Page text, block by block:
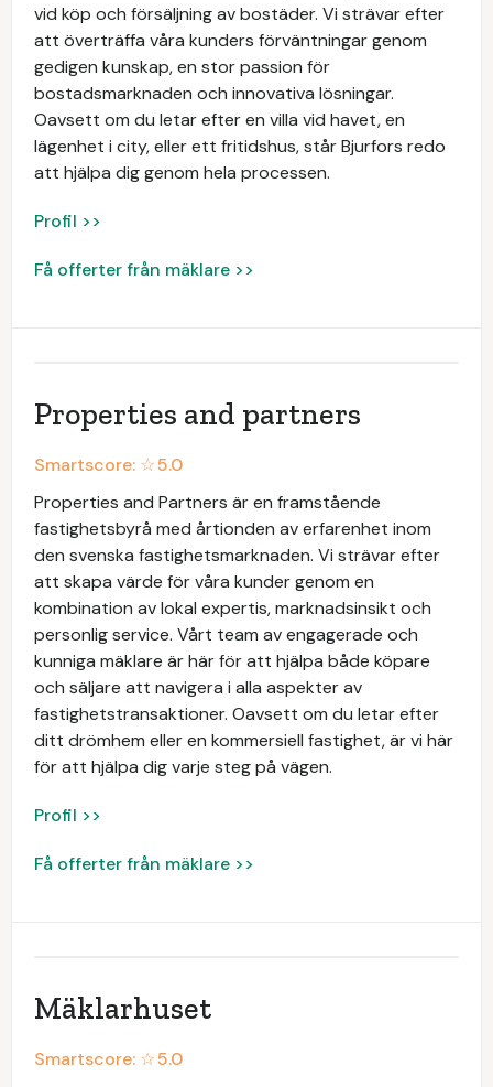
vid köp och försäljning av bostäder. Vi strävar efter
att överträffa våra kunders förväntningar genom
gedigen kunskap, en stor passion för
bostadsmarknaden och innovativa lösningar.
Oavsett om du letar efter en villa vid havet, en
lägenhet i city, eller ett fritidshus, står Bjurfors redo
att hjälpa dig genom hela processen.
Profil >>
Få offerter från mäklare >>
Properties and partners
Smartscore: ☆5.0
Properties and Partners är en framstående
fastighetsbyrå med årtionden av erfarenhet inom
den svenska fastighetsmarknaden. Vi strävar efter
att skapa värde för våra kunder genom en
kombination av lokal expertis, marknadsinsikt och
personlig service. Vårt team av engagerade och
kunniga mäklare är här för att hjälpa både köpare
och säljare att navigera i alla aspekter av
fastighetstransaktioner. Oavsett om du letar efter
ditt drömhem eller en kommersiell fastighet, är vi här
för att hjälpa dig varje steg på vägen.
Profil >>
Få offerter från mäklare >>
Mäklarhuset
Smartscore: ☆5.0